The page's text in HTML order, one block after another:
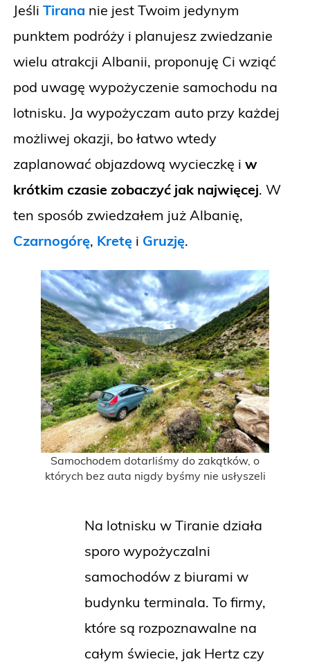
Jeśli Tirana nie jest Twoim jedynym
punktem podróży i planujesz zwiedzanie
wielu atrakcji Albanii, proponuję Ci wziąć
pod uwagę wypożyczenie samochodu na
lotnisku. Ja wypożyczam auto przy każdej
możliwej okazji, bo łatwo wtedy
zaplanować objazdową wycieczkę i w
krótkim czasie zobaczyć jak najwięcej. W
ten sposób zwiedzałem już Albanię,
Czarnogórę, Kretę i Gruzję.
Samochodem dotarliśmy do zakątków, o
których bez auta nigdy byśmy nie usłyszeli
Na lotnisku w Tiranie działa
sporo wypożyczalni
samochodów z biurami w
budynku terminala. To firmy,
które są rozpoznawalne na
całym świecie, jak Hertz czy